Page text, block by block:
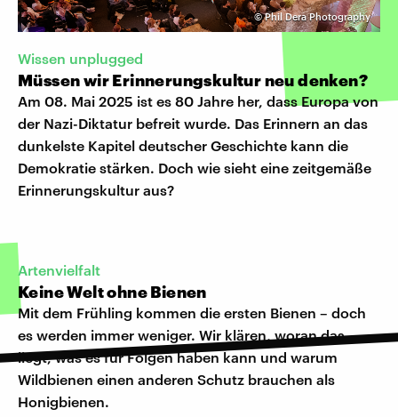
©Phil Dera Photography
Wissen unplugged
Müssen wir Erinnerungskultur neu denken?
Am 08. Mai 2025 ist es 80 Jahre her, dass Europa von
der Nazi-Diktatur befreit wurde. Das Erinnern an das
dunkelste Kapitel deutscher Geschichte kann die
Demokratie stärken. Doch wie sieht eine zeitgemäße
Erinnerungskultur aus?
Artenvielfalt
Keine Welt ohne Bienen
Mit dem Frühling kommen die ersten Bienen – doch
es werden immer weniger. Wir klären, woran das
liegt, was es für Folgen haben kann und warum
Wildbienen einen anderen Schutz brauchen als
Honigbienen.